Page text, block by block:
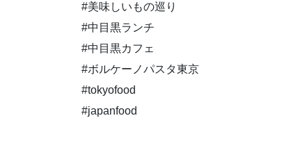
#美味しいもの巡り
#中目黒ランチ
#中目黒カフェ
#ボルケーノパスタ東京
#tokyofood
#japanfood